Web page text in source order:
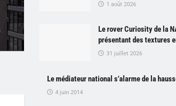
1 août 2026
Le rover Curiosity de la
présentant des textures
31 juillet 2026
Le médiateur national s’alarme de la
4 juin 2014